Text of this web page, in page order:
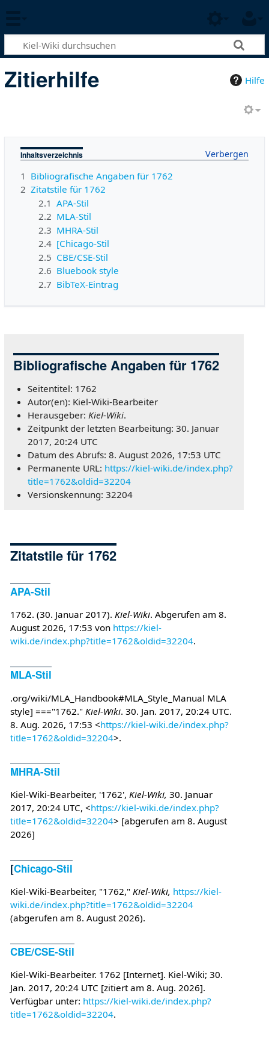
Hilfe
Zitierhilfe
Inhaltsverzeichnis
1 Bibliografische Angaben für 1762
2 Zitatstile für 1762
2.1 APA-Stil
2.2 MLA-Stil
2.3 MHRA-Stil
2.4 [Chicago-Stil
2.5 CBE/CSE-Stil
2.6 Bluebook style
2.7 BibTeX-Eintrag
Bibliografische Angaben für 1762
Seitentitel: 1762
Autor(en): Kiel-Wiki-Bearbeiter
Herausgeber:Kiel-Wiki.
Zeitpunkt der letzten Bearbeitung: 30. Januar
2017, 20:24 UTC
Datum des Abrufs: 8. August 2026, 17:53 UTC
Permanente URL: https://kiel-wiki.de/index.php?
title=1762&oldid=32204
Versionskennung: 32204
Zitatstile für 1762
APA-Stil
1762. (30. Januar 2017). Kiel-Wiki. Abgerufen am 8.
August 2026, 17:53 von https://kiel-
wiki.de/index.php?title=1762&oldid=32204.
MLA-Stil
.org/wiki/MLA_Handbook#MLA_Style_Manual MLA
style] ==="1762." Kiel-Wiki. 30. Jan. 2017, 20:24 UTC.
8. Aug. 2026, 17:53 <https://kiel-wiki.de/index.php?
title=1762&oldid=32204>.
MHRA-Stil
Kiel-Wiki-Bearbeiter, '1762', Kiel-Wiki, 30. Januar
2017, 20:24 UTC, <https://kiel-wiki.de/index.php?
title=1762&oldid=32204> [abgerufen am 8. August
2026]
[Chicago-Stil
Kiel-Wiki-Bearbeiter, "1762," Kiel-Wiki, https://kiel-
wiki.de/index.php?title=1762&oldid=32204
(abgerufen am 8. August 2026).
CBE/CSE-Stil
Kiel-Wiki-Bearbeiter. 1762 [Internet]. Kiel-Wiki; 30.
Jan. 2017, 20:24 UTC [zitiert am 8. Aug. 2026].
Verfügbar unter: https://kiel-wiki.de/index.php?
title=1762&oldid=32204.